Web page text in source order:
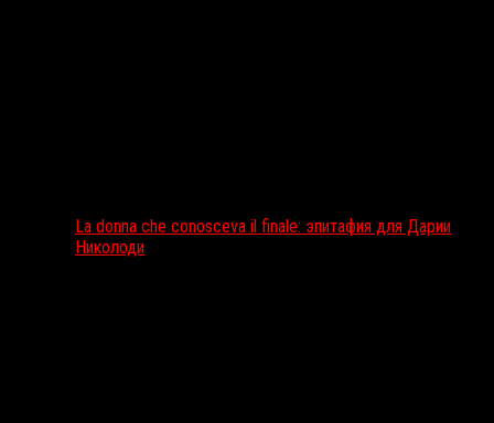
La donna che conosceva il finale: эпитафия для Дарии
Николоди